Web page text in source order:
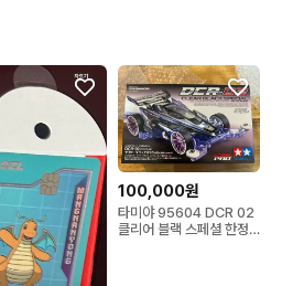
100,000원
타미야 95604 DCR 02
클리어 블랙 스페셜 한정